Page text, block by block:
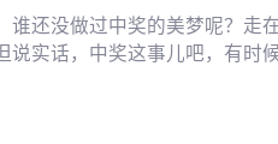
谁还没做过中奖的美梦呢？
说实话，中奖这事儿吧，有时